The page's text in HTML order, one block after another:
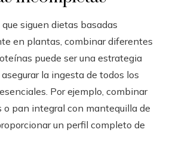
siguen dietas basadas
en plantas, combinar diferentes
puede ser una estrategia
la ingesta de todos los
Por ejemplo, combinar
o pan integral con mantequilla de
un perfil completo de